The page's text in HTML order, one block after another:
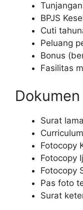
BPJS
Cuti
Peluang
Bonus
Fasilitas
Surat
Fotocopy
Fotocopy
Fotocopy
Pas foto
Surat